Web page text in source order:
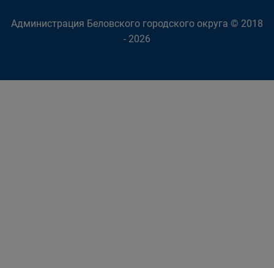
Администрация Беловского городского округа © 2018
- 2026